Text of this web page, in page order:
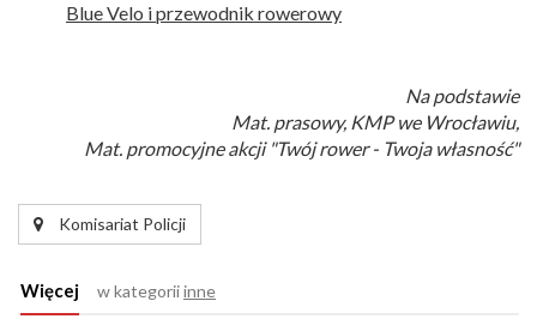
Blue Velo i przewodnik rowerowy
Na podstawie
Mat. prasowy, KMP we Wrocławiu,
Mat. promocyjne akcji​ "Twój rower - Twoja własność"
Komisariat Policji
Więcej w kategoriiinne